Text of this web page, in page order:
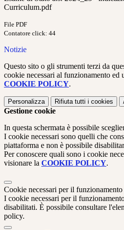
Curriculum.pdf
File PDF
Contatore click: 44
Notizie
Questo sito o gli strumenti terzi da
cookie necessari al funzionamento
COOKIE POLICY.
Personalizza Rifiuta tutti i cookies
Gestione cookie
In questa schermata è possibile
I cookie necessari sono quelli che
piattaforma e non è possibile
Per conoscere quali sono i cookie
visionare la COOKIE POLICY.
Cookie necessari per il funzionamento
I cookie necessari per il
disabilitati. È possibile consultare
policy.